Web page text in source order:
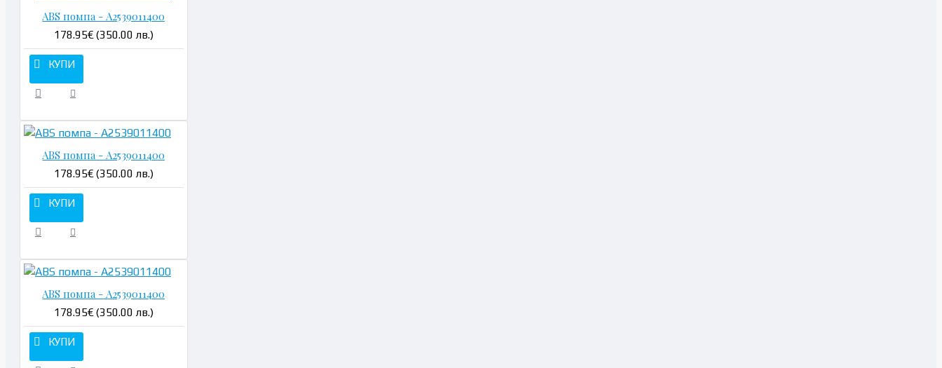
ABS помпа - A2539011400
178.95€ (350.00 лв.)
КУПИ
ABS помпа - A2539011400
178.95€ (350.00 лв.)
КУПИ
ABS помпа - A2539011400
178.95€ (350.00 лв.)
КУПИ